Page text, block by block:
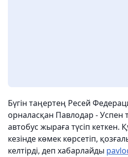
Бүгін таңертең Ресей
орналасқан Павлодар -
автобус жыраға түсіп кеткен.
кезінде көмек көрсетіп,
келтірді, деп хабарлайды